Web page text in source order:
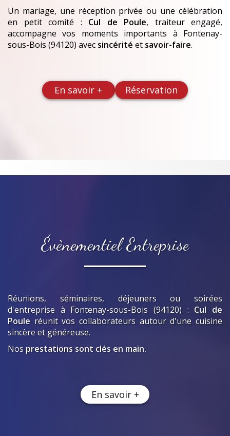
Un mariage, une réception privée ou une célébration
en petit comité : Cul de Poule, traiteur engagé,
accompagne vos moments importants à Fontenay-
sous-Bois (94120) avec sincérité et savoir-faire.
En savoir + Réservation
Évènementiel Entreprise
Réunions, séminaires, déjeuners ou soirées
d'entreprise à Fontenay-sous-Bois (94120) : Cul de
Poule réunit vos collaborateurs autour d'une cuisine
sincère et généreuse.
Nos prestations sont clés en main.
En savoir +